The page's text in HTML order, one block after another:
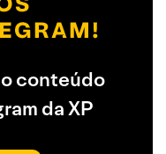
conteúdo
da XP